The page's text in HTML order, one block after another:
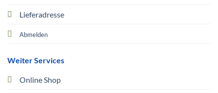
Lieferadresse
Abmelden
Weiter Services
Online Shop